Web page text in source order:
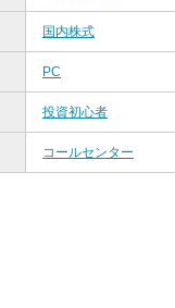
国内株式
PC
投資初心者
コールセンター